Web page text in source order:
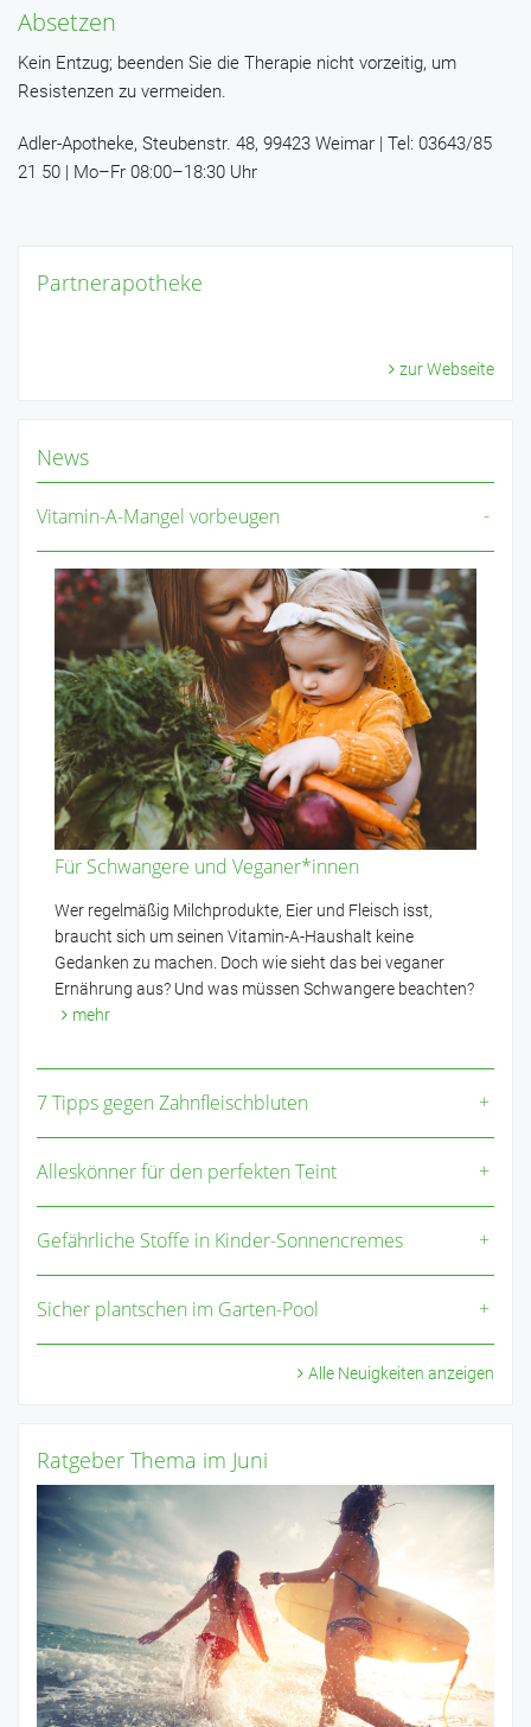
Absetzen
Kein Entzug; beenden Sie die Therapie nicht vorzeitig, um
Resistenzen zu vermeiden.
Adler-Apotheke, Steubenstr. 48, 99423 Weimar | Tel: 03643/85
21 50 | Mo–Fr 08:00–18:30 Uhr
Partnerapotheke
zur Webseite
News
Vitamin-A-Mangel vorbeugen
Für Schwangere und Veganer*innen
Wer regelmäßig Milchprodukte, Eier und Fleisch isst,
braucht sich um seinen Vitamin-A-Haushalt keine
Gedanken zu machen. Doch wie sieht das bei veganer
Ernährung aus? Und was müssen Schwangere beachten?
mehr
7 Tipps gegen Zahnfleischbluten
Alleskönner für den perfekten Teint
Gefährliche Stoffe in Kinder-Sonnencremes
Sicher plantschen im Garten-Pool
Alle Neuigkeiten anzeigen
Ratgeber Thema im Juni